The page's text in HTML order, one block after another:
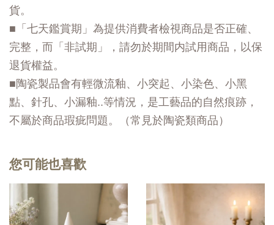
貨。
■「七天鑑賞期」為提供消費者檢視商品是否正確、
完整，而「非試期」，請勿於期間内試用商品，以保
退貨權益。
■陶瓷製品會有輕微流釉、小突起、小染色、小黑
點、針孔、小漏釉..等情況，是工藝品的自然痕跡，
不屬於商品瑕疵問題。（常見於陶瓷類商品）
您可能也喜歡